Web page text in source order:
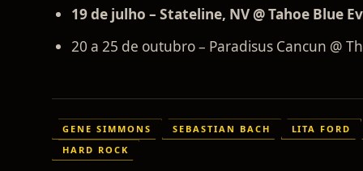
19 de julho – Stateline, NV @ Tahoe Blue
20 a 25 de outubro – Paradisus Cancun @
GENE SIMMONS SEBASTIAN BACH
LITA FORD
HARD ROCK